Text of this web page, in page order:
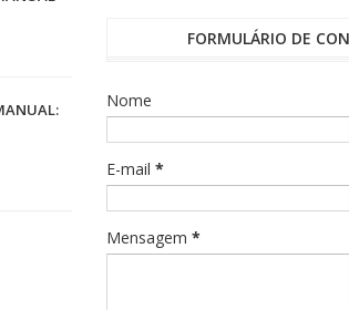
FORMULÁRIO DE
Nome
E-mail*
Mensagem*